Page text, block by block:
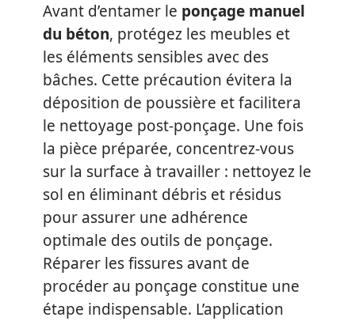
Avant d’entamer le ponçage manuel
du béton, protégez les meubles et
les éléments sensibles avec des
bâches. Cette précaution évitera la
déposition de poussière et facilitera
le nettoyage post-ponçage. Une fois
la pièce préparée, concentrez-vous
sur la surface à travailler : nettoyez le
sol en éliminant débris et résidus
pour assurer une adhérence
optimale des outils de ponçage.
Réparer les fissures avant de
procéder au ponçage constitue une
étape indispensable. L’application